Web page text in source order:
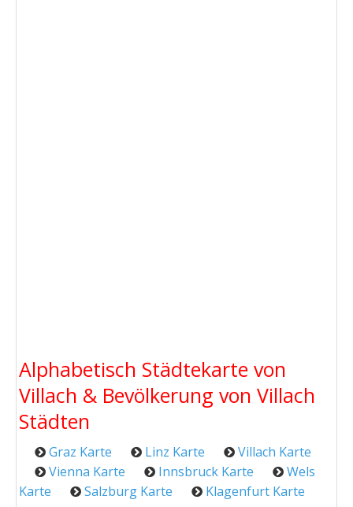
Alphabetisch Städtekarte von
Villach & Bevölkerung von Villach
Städten
Graz Karte Linz Karte
Villach Karte
Vienna Karte
Innsbruck Karte
Wels
Karte
Salzburg Karte Klagenfurt Karte